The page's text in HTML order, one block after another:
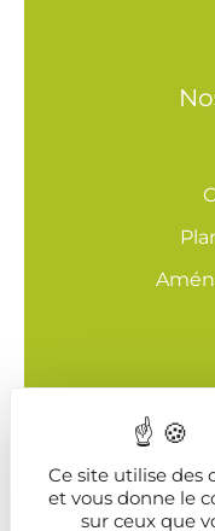
Ce site utilise des
et vous donne le
sur ceux que